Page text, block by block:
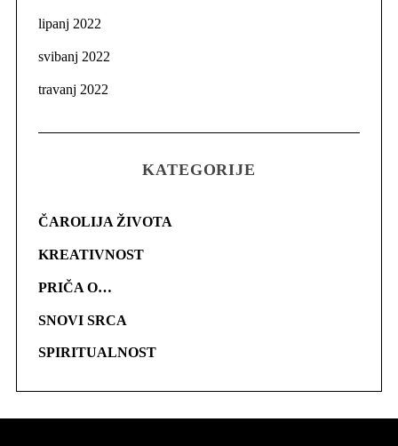
lipanj 2022
svibanj 2022
travanj 2022
KATEGORIJE
ČAROLIJA ŽIVOTA
KREATIVNOST
PRIČA O…
SNOVI SRCA
SPIRITUALNOST